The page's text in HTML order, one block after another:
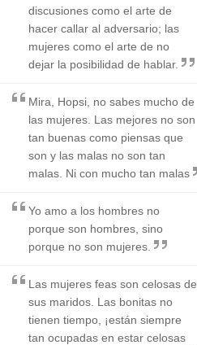
discusiones como el arte de
hacer callar al adversario; las
mujeres como el arte de no
dejar la posibilidad de hablar.
Mira, Hopsi, no sabes mucho de
las mujeres. Las mejores no son
tan buenas como piensas que
son y las malas no son tan
malas. Ni con mucho tan malas
Yo amo a los hombres no
porque son hombres, sino
porque no son mujeres.
Las mujeres feas son celosas de
sus maridos. Las bonitas no
tienen tiempo, ¡están siempre
tan ocupadas en estar celosas